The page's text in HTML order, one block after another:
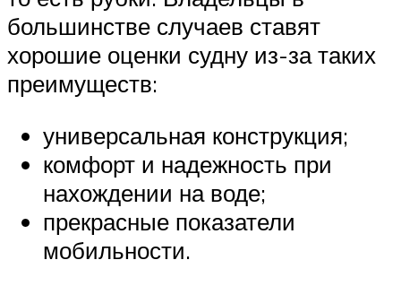
большинстве случаев ставят
хорошие оценки судну из-за таких
преимуществ:
универсальная конструкция;
комфорт и надежность при
нахождении на воде;
прекрасные показатели
мобильности.